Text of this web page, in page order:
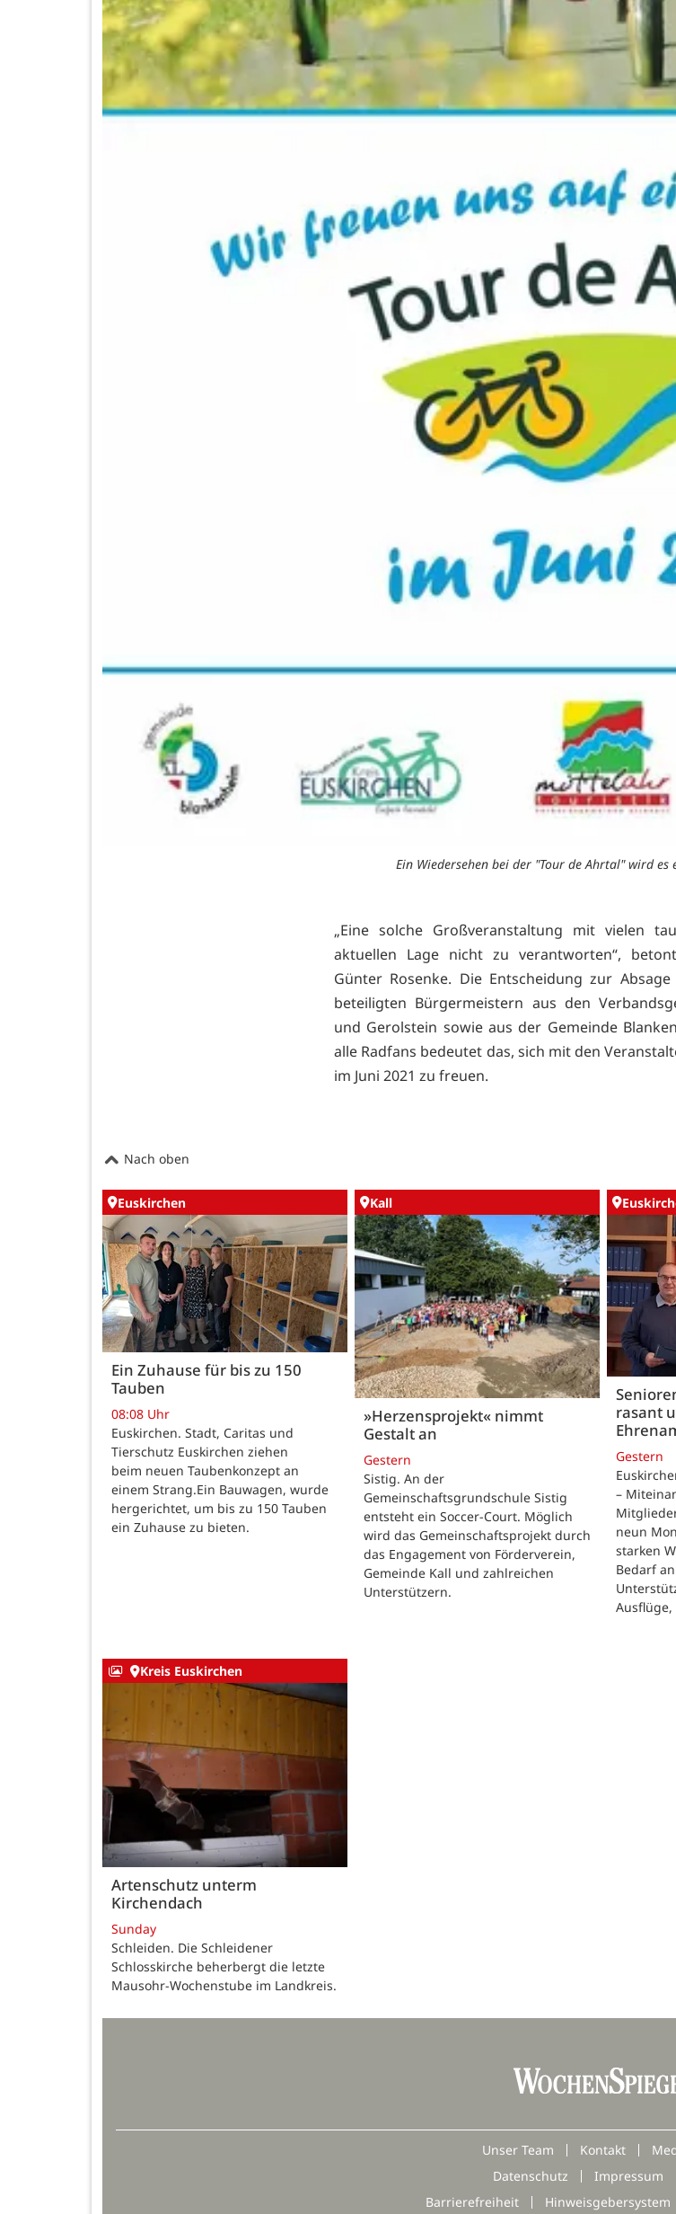
Ein Wiedersehen bei der "Tour de Ahrtal" wird es
„Eine solche Großveranstaltung mit vielen
aktuellen Lage nicht zu verantworten“,
Günter Rosenke. Die Entscheidung zur
beteiligten Bürgermeistern aus den
und Gerolstein sowie aus der Gemeinde
alle Radfans bedeutet das, sich mit den
im Juni 2021 zu freuen.
Nach oben
Euskirchen
Ein Zuhause für bis zu 150
Tauben
08:08 Uhr
Euskirchen. Stadt, Caritas und
Tierschutz Euskirchen ziehen
beim neuen Taubenkonzept an
einem Strang.Ein Bauwagen, wurde
hergerichtet, um bis zu 150 Tauben
ein Zuhause zu bieten.
Kall
»Herzensprojekt« nimmt
Gestalt an
Gestern
Sistig. An der
Gemeinschaftsgrundschule Sistig
entsteht ein Soccer-Court. Möglich
wird das Gemeinschaftsprojekt durch
das Engagement von Förderverein,
Gemeinde Kall und zahlreichen
Unterstützern.
rasant
Gestern
–
neun
starken
Bedarf
Kreis Euskirchen
Artenschutz unterm
Kirchendach
Sunday
Schleiden. Die Schleidener
Schlosskirche beherbergt die letzte
Mausohr-Wochenstube im Landkreis.
Unser Team Kontakt
Datenschutz
Impressum
Barrierefreiheit
Hinweisgebersystem